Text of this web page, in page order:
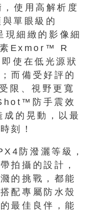
使用高解析度
單眼級的
細緻的影像細
素Exmor™ R
使在低光源狀
而備受好評的
限、視野更寬
防手震效
的晃動，以最
刻！
防潑灑等級，
拍攝的設計，
的挑戰，都能
配專屬防水殼
最佳良伴，能